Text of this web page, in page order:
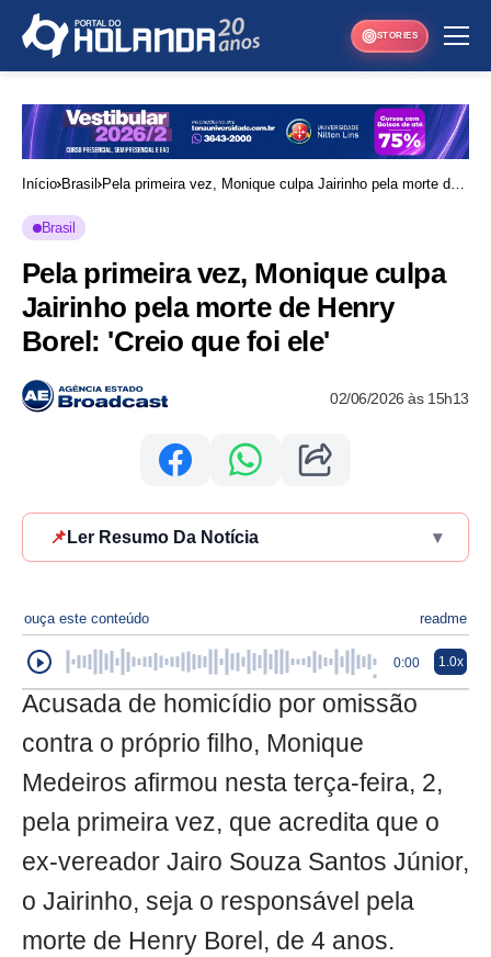
STORIES
Início Brasil
Pela primeira vez, Monique culpa Jairinho pela morte de
Brasil
Pela primeira vez, Monique culpa
Jairinho pela morte de Henry
Borel: 'Creio que foi ele'
02/06/2026 às 15h13
📌 Ler Resumo Da Notícia ▾
ouça este conteúdo readme
0:00 1.0x
Acusada de homicídio por omissão
contra o próprio filho, Monique
Medeiros afirmou nesta terça-feira, 2,
pela primeira vez, que acredita que o
ex-vereador Jairo Souza Santos Júnior,
o Jairinho, seja o responsável pela
morte de Henry Borel, de 4 anos.